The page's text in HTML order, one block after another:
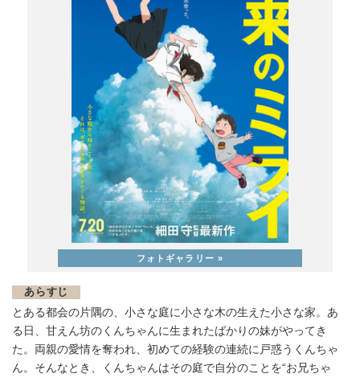
あらすじ
とある都会の片隅の、小さな庭に小さな木の生えた小さな家。あ
る日、甘えん坊のくんちゃんに生まれたばかりの妹がやってき
た。両親の愛情を奪われ、初めての経験の連続に戸惑うくんちゃ
ん。そんなとき、くんちゃんはその庭で自分のことを“お兄ちゃ